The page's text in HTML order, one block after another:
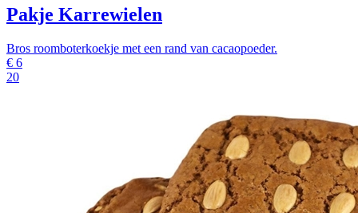
Pakje Karrewielen
Bros roomboterkoekje met een rand van cacaopoeder.
€ 6
20